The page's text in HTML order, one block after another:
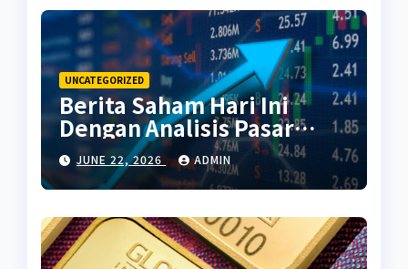
UNCATEGORIZED
Berita Saham Hari Ini
Dengan Analisis Pasar
Terbaru
JUNE 22, 2026 ADMIN